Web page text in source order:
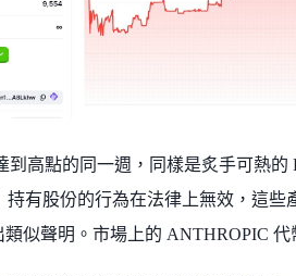
到高點的同一週，同樣是炙手可熱的
持有股份的行為在法律上無效，這
似聲明。市場上的 ANTHROPIC 代